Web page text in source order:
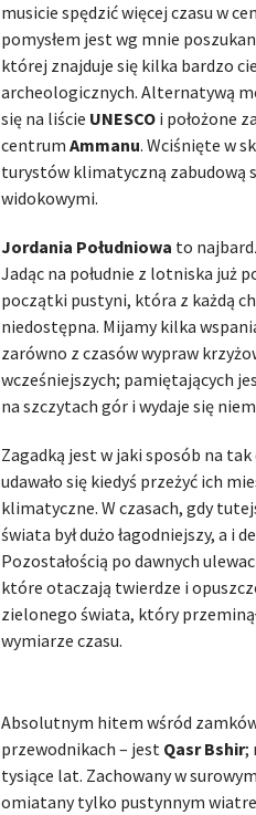
musicie spędzić więcej czasu w
pomysłem jest wg mnie
której znajduje się kilka bardzo
archeologicznych. Alternatywą
się na liście UNESCO i położone
centrum Ammanu. Wciśnięte w
turystów klimatyczną zabudową
widokowymi.
Jordania Południowa to
Jadąc na południe z lotniska już
początki pustyni, która z każdą
niedostępna. Mijamy kilka
zarówno z czasów wypraw
wcześniejszych; pamiętających
na szczytach gór i wydaje się
Zagadką jest w jaki sposób na
udawało się kiedyś przeżyć ich
klimatyczne. W czasach, gdy
świata był dużo łagodniejszy, a i
Pozostałością po dawnych
które otaczają twierdze i
zielonego świata, który
wymiarze czasu.
Absolutnym hitem wśród
przewodnikach – jest Qasr Bshir;
tysiące lat. Zachowany w
omiatany tylko pustynnym